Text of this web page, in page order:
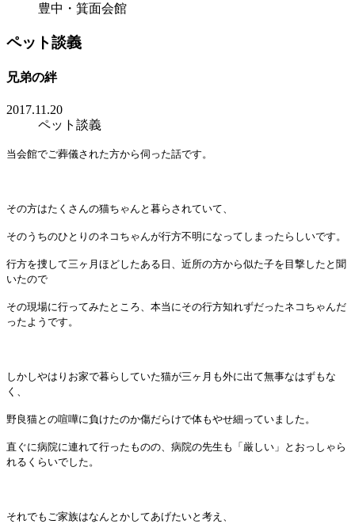
豊中・箕面会館
ペット談義
兄弟の絆
2017.11.20
ペット談義
当会館でご葬儀された方から伺った話です。
その方はたくさんの猫ちゃんと暮らされていて、
そのうちのひとりのネコちゃんが行方不明になってしまったらしいです。
行方を捜して三ヶ月ほどしたある日、近所の方から似た子を目撃したと聞
いたので
その現場に行ってみたところ、本当にその行方知れずだったネコちゃんだ
ったようです。
しかしやはりお家で暮らしていた猫が三ヶ月も外に出て無事なはずもな
く、
野良猫との喧嘩に負けたのか傷だらけで体もやせ細っていました。
直ぐに病院に連れて行ったものの、病院の先生も「厳しい」とおっしゃら
れるくらいでした。
それでもご家族はなんとかしてあげたいと考え、